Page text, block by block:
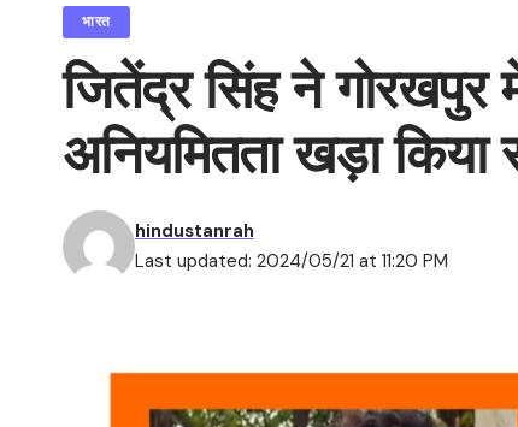
भारत
जितेंद्र सिंह ने गोरखपुर
अनियमितता खड़ा किया
Last updated: 2024/05/21 at 11:20 PM
hindustanrah